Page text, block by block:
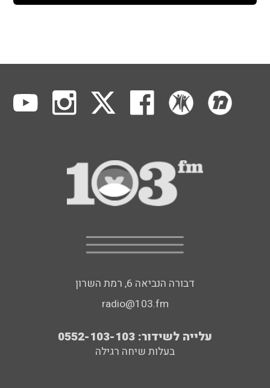
דבורה הנביאה 6, רמת השרון
radio@103.fm
עלייה לשידור: 0552-103-103
בעלות שיחה רגילה